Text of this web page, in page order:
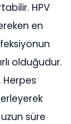
HPV
en
olduğudur.
Herpes
uzun süre